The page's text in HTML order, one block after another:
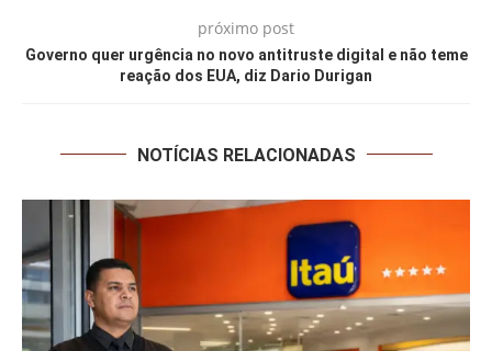
próximo post
Governo quer urgência no novo antitruste digital e não teme
reação dos EUA, diz Dario Durigan
NOTÍCIAS RELACIONADAS